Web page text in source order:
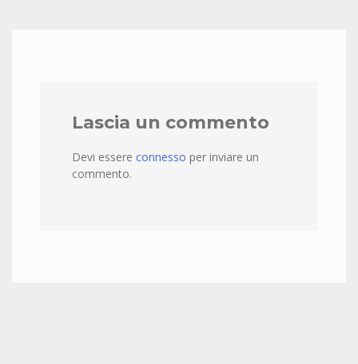
Lascia un commento
Devi essere connesso per inviare un
commento.